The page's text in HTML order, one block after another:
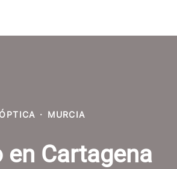
ÓPTICA · MURCIA
en Cartagena